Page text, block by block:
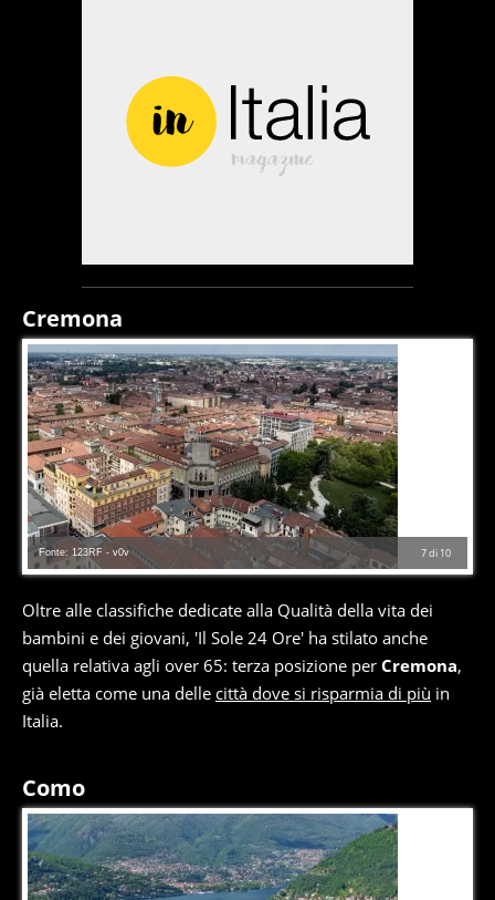
Cremona
7di 10
Fonte: 123RF - v0v
Oltre alle classifiche dedicate alla Qualità della vita dei
bambini e dei giovani, 'Il Sole 24 Ore' ha stilato anche
quella relativa agli over 65: terza posizione per Cremona,
già eletta come una delle città dove si risparmia di più in
Italia.
Como